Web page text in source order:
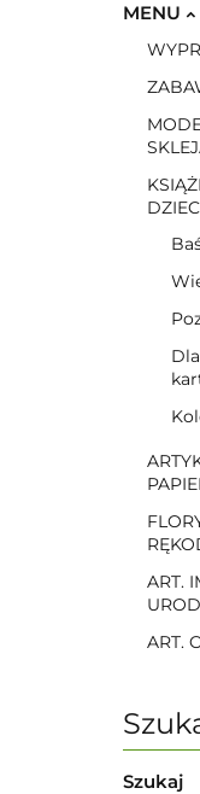
MENU
ART.
ART.
Szukaj